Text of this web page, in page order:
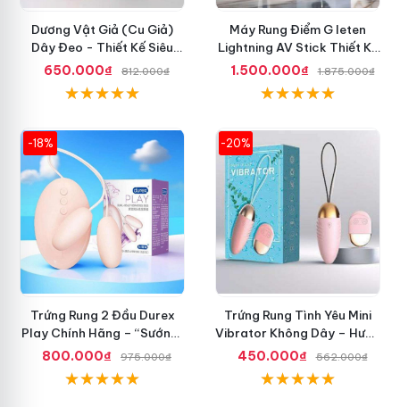
Dương Vật Giả (Cu Giả)
Dây Đeo - Thiết Kế Siêu
Ngầu, Giá Cực Rẻ
650.000₫ 812.000₫
Máy Rung Điểm G leten
Lightning AV Stick Thiết Kế
Thông Minh
1.500.000₫ 1.875.000₫
-18%
Trứng Rung 2 Đầu Durex
Play Chính Hãng – “Sướng”
Đã Đời
800.000₫ 975.000₫
-20%
Trứng Rung Tình Yêu Mini
Vibrator Không Dây – Hưng
Phấn Mọi Nơi
450.000₫ 562.000₫